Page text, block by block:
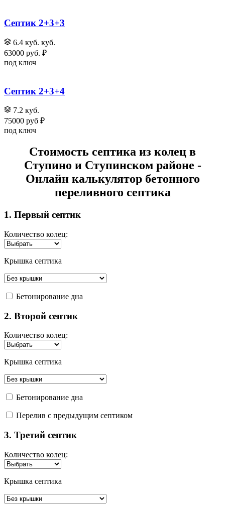
Септик 2+3+3
6.4 куб. куб.
63000 руб. ₽
под ключ
Септик 2+3+4
7.2 куб.
75000 руб ₽
под ключ
Стоимость септика из колец в
Ступино и Ступинском районе -
Онлайн калькулятор бетонного
переливного септика
1. Первый септик
Количество колец:
Крышка септика
Бетонирование дна
2. Второй септик
Количество колец:
Крышка септика
Бетонирование дна
Перелив с предыдущим септиком
3. Третий септик
Количество колец:
Крышка септика